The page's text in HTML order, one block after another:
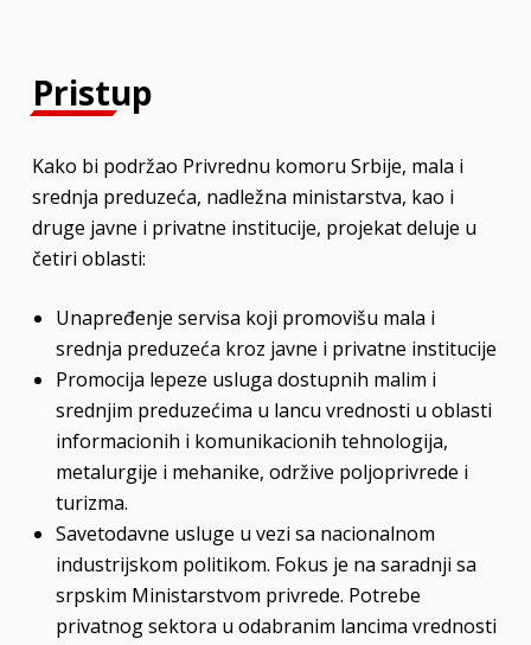
Pristup
Kako bi podržao Privrednu komoru Srbije, mala i
srednja preduzeća, nadležna ministarstva, kao i
druge javne i privatne institucije, projekat deluje u
četiri oblasti:
Unapređenje servisa koji promovišu mala i
srednja preduzeća kroz javne i privatne institucije
Promocija lepeze usluga dostupnih malim i
srednjim preduzećima u lancu vrednosti u oblasti
informacionih i komunikacionih tehnologija,
metalurgije i mehanike, održive poljoprivrede i
turizma.
Savetodavne usluge u vezi sa nacionalnom
industrijskom politikom. Fokus je na saradnji sa
srpskim Ministarstvom privrede. Potrebe
privatnog sektora u odabranim lancima vrednosti